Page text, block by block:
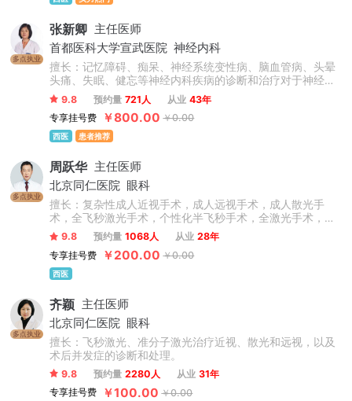
多点执业
张新卿 主任医师
首都医科大学宣武医院 神经内科
擅长：记忆障碍、痴呆、神经系统变性病、脑血管病、头晕
头痛、失眠、健忘等神经内科疾病的诊断和治疗对于神经内
科的疾病具有非常丰富的临床经验，如脑卒中、焦虑抑郁、
失眠健忘、脑供血不足、脑梗死、脑出血、记忆力减退等。
9.8 预约量 721人 从业 43年
专享挂号费
￥800.00 ￥0.00
西医 患者推荐
多点执业
周跃华 主任医师
北京同仁医院
眼科
擅长：复杂性成人近视手术，成人远视手术，成人散光手
术，全飞秒激光手术，个性化半飞秒手术，全激光手术，圆
锥角膜，儿童青少年近视防控（角膜塑形镜、OK镜、离焦眼
镜等验配），干眼症。
9.8 预约量 1068人 从业 28年
专享挂号费
￥200.00 ￥0.00
西医
多点执业
齐颖 主任医师
北京同仁医院
眼科
擅长：飞秒激光、准分子激光治疗近视、散光和远视，以及
术后并发症的诊断和处理。
9.8 预约量 2280人 从业 31年
专享挂号费
￥100.00 ￥0.00